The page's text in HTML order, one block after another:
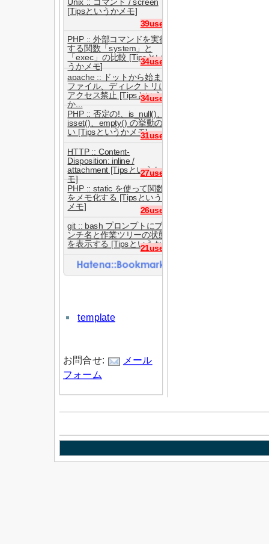
Unix :: コマンド / screen
[Tipsというかメモ]
39users
PHP :: 外部コマンドを実行
する関数「system」と
「exec」の比較 [Tipsとい
うかメモ]
34users
apache :: ドットから始まる
ファイル、ディレクトリに
アクセス禁止 [Tipsという
か...
34users
PHP :: 否定の!、is_null()、
isset()、empty() の挙動の違
い [Tipsというかメモ]31users
HTTP :: Content-
Disposition: inline /
attachment [Tipsというかメ
モ]
27users
PHP :: static を使って関数
をメモ化する [Tipsというか
メモ]
26users
git :: bash プロンプトにブラ
ンチ名と作業ツリーの状態
を表示する [Tipsというか...
21users
template
お問合せ:
メール
フォーム